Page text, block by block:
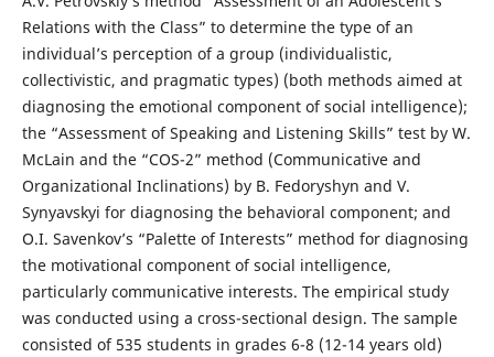
Relations with the Class” to determine the type of an
individual’s perception of a group (individualistic,
collectivistic, and pragmatic types) (both methods aimed at
diagnosing the emotional component of social intelligence);
the “Assessment of Speaking and Listening Skills” test by W.
McLain and the “COS-2” method (Communicative and
Organizational Inclinations) by B. Fedoryshyn and V.
Synyavskyi for diagnosing the behavioral component; and
O.I. Savenkov’s “Palette of Interests” method for diagnosing
the motivational component of social intelligence,
particularly communicative interests. The empirical study
was conducted using a cross-sectional design. The sample
consisted of 535 students in grades 6-8 (12-14 years old)